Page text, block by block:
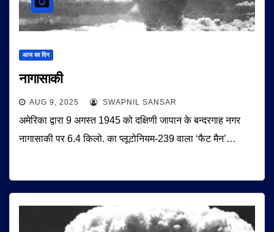
आज का दिन
नागासाकी
AUG 9, 2025 SWAPNIL SANSAR
अमेरिका द्वारा 9 अगस्त 1945 को दक्षिणी जापान के बन्दरगाह नगर
नागासाकी पर 6.4 किलो. का प्लूटोनियम-239 वाला ‘फैट मैन’…